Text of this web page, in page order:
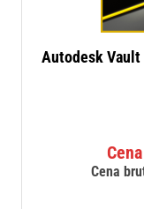
Autodesk
Cena